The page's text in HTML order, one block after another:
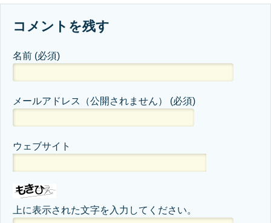
コメントを残す
名前 (必須)
メールアドレス（公開されません） (必須)
ウェブサイト
上に表示された文字を入力してください。